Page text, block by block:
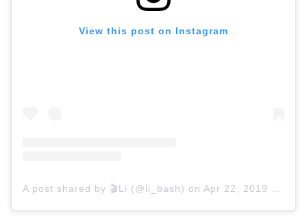
View this post on Instagram
A post shared by 🎬Li (@li_bash) on Apr 22, 2019 at 8:04am PDT